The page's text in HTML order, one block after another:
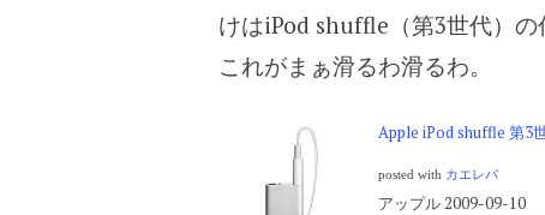
けはiPod shuffle（第3世代）の
これがまぁ滑るわ滑るわ。
Apple iPod shuffle 第3
posted with カエレバ
アップル 2009-09-10